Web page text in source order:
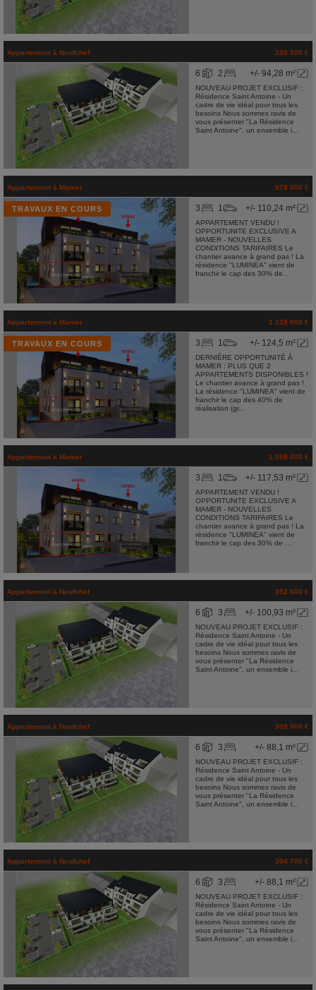
Appartement à Neufchef 328 500 €
+/- 94,28 m²
6 2
NOUVEAU PROJET EXCLUSIF :
Résidence Saint Antoine - Un
cadre de vie idéal pour tous les
besoins Nous sommes ravis de
vous présenter "La Résidence
Saint Antoine", un ensemble i...
Appartement à Mamer 978 000 €
TRAVAUX EN COURS +/- 110,24 m²
3 1
APPARTEMENT VENDU !
OPPORTUNITE EXCLUSIVE A
MAMER - NOUVELLES
CONDITIONS TARIFAIRES Le
chantier avance à grand pas ! La
résidence "LUMINEA" vient de
franchir le cap des 30% de...
Appartement à Mamer 1 128 000 €
TRAVAUX EN COURS +/- 124,5 m²
3 1
DERNIÈRE OPPORTUNITÉ À
MAMER : PLUS QUE 2
APPARTEMENTS DISPONIBLES !
Le chantier avance à grand pas !
La résidence "LUMINEA" vient de
franchir le cap des 40% de
réalisation (gr...
Appartement à Mamer 1 058 000 €
+/- 117,53 m²
3 1
APPARTEMENT VENDU !
OPPORTUNITE EXCLUSIVE A
MAMER - NOUVELLES
CONDITIONS TARIFAIRES Le
chantier avance à grand pas ! La
résidence "LUMINEA" vient de
franchir le cap des 30% de ...
Appartement à Neufchef 352 800 €
+/- 100,93 m²
6 3
NOUVEAU PROJET EXCLUSIF :
Résidence Saint Antoine - Un
cadre de vie idéal pour tous les
besoins Nous sommes ravis de
vous présenter "La Résidence
Saint Antoine", un ensemble i...
Appartement à Neufchef 309 900 €
+/- 88,1 m²
6 3
NOUVEAU PROJET EXCLUSIF :
Résidence Saint Antoine - Un
cadre de vie idéal pour tous les
besoins Nous sommes ravis de
vous présenter "La Résidence
Saint Antoine", un ensemble i...
Appartement à Neufchef 304 700 €
+/- 88,1 m²
6 3
NOUVEAU PROJET EXCLUSIF :
Résidence Saint Antoine - Un
cadre de vie idéal pour tous les
besoins Nous sommes ravis de
vous présenter "La Résidence
Saint Antoine", un ensemble i...